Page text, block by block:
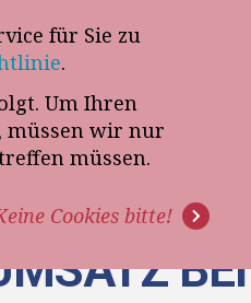
für Sie zu
.
Um Ihren
müssen wir nur
müssen.
Cookies bitte!
Termin mit Thomas Witt
BLOG PODCAST
BEI